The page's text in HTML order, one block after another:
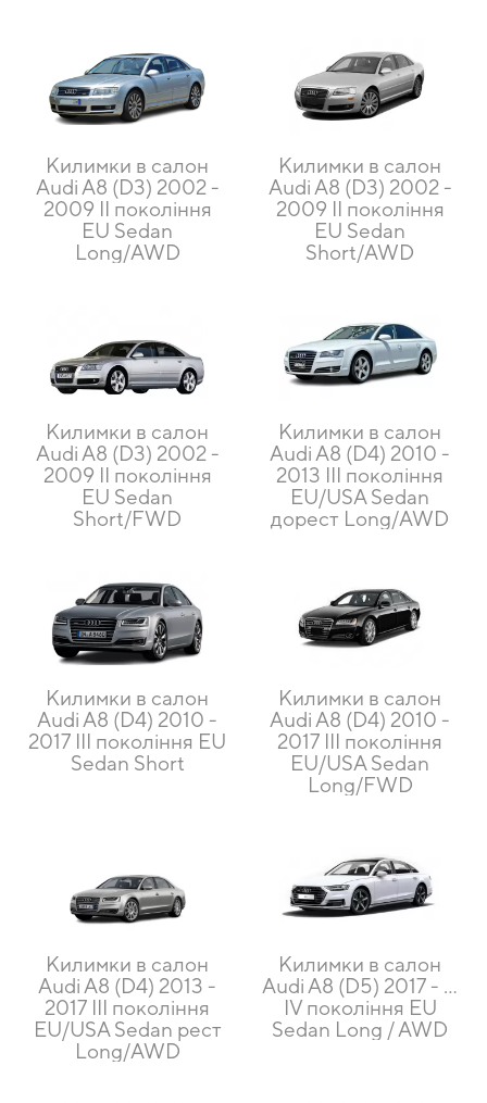
Килимки в салон
Audi A8 (D3) 2002 -
2009 II покоління
EU Sedan
Long/AWD
Килимки в салон
Audi A8 (D3) 2002 -
2009 II покоління
EU Sedan
Short/AWD
Килимки в салон
Audi A8 (D3) 2002 -
2009 II покоління
EU Sedan
Short/FWD
Килимки в салон
Audi A8 (D4) 2010 -
2013 III покоління
EU/USA Sedan
дорест Long/AWD
Килимки в салон
Audi A8 (D4) 2010 -
2017 III покоління EU
Sedan Short
Килимки в салон
Audi A8 (D4) 2010 -
2017 III покоління
EU/USA Sedan
Long/FWD
Килимки в салон
Audi A8 (D4) 2013 -
2017 III покоління
EU/USA Sedan рест
Long/AWD
Килимки в салон
Audi A8 (D5) 2017 - …
IV покоління EU
Sedan Long / AWD